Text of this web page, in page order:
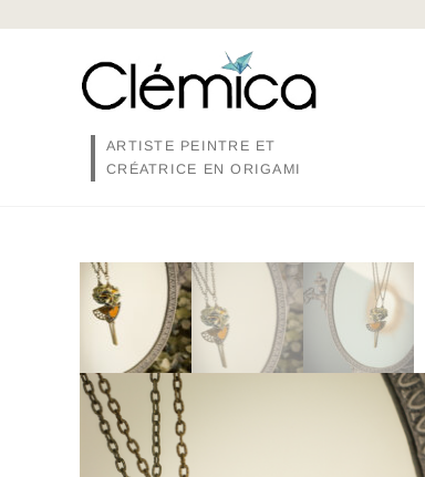
ARTISTE PEINTRE ET
CRÉATRICE EN ORIGAMI